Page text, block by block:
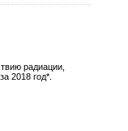
радиации,
2018 год*.